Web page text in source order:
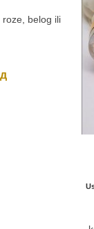
belog ili